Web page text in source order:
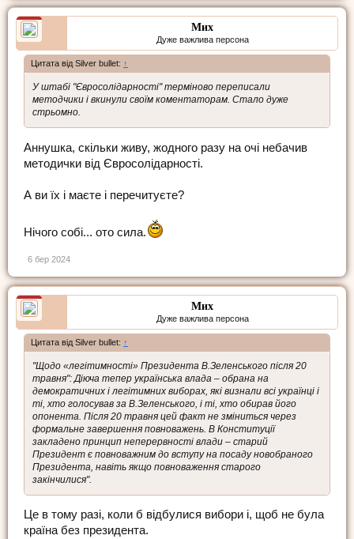
Мих
Дуже важлива персона
Цитата від Silver bullet: ↑
У штабі "Євросолідарності" терміново переписали
методчики і вкинули своїм коментаторам. Стало дуже
стрьомно.
Аннушка, скільки живу, жодного разу на очі небачив
методички від Євросолідарності.
А ви їх і маєте і перечитуєте?
Нічого собі... ото сила.
6 бер 2024
Мих
Дуже важлива персона
Цитата від Silver bullet: ↑
"Щодо «легітимності» Президента В.Зеленського після 20
травня": Діюча тепер українська влада – обрана на
демократичних і легітимних виборах, які визнали всі українці і
ті, хто голосував за В.Зеленського, і ті, хто обирав його
опонента. Після 20 травня цей факт не зміниться через
формальне завершення повноважень. В Конституції
закладено принцип неперервності влади – старий
Президент є повноважним до вступу на посаду новобраного
Президента, навіть якщо повноваження старого
закінчилися".
Це в тому разі, коли б відбулися вибори і, щоб не була
країна без президента.